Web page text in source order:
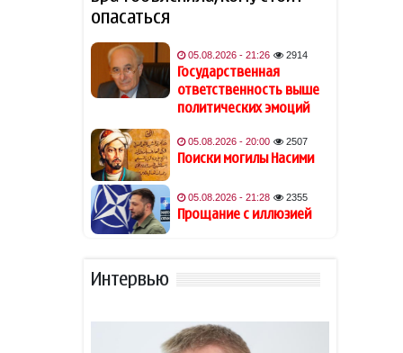
19:54
тиктокерше Beniz по делу о
вымогательстве у экс-
возлюбленного
19:48
Джаред Лето лишился роли
в фильме на фоне
обвинений в насилии
19:40
Обнаружены признаки
существования древних
19:34
Из-за атак хуситов погибли
опасаться
05.08.2026 - 21:26 2914
Государственная
ответственность выше
политических эмоций
05.08.2026 - 20:00 2507
Поиски могилы Насими
05.08.2026 - 21:28 2355
Прощание с иллюзией
Интервью